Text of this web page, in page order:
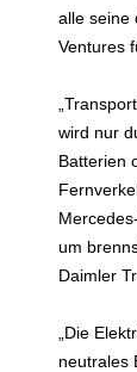
alle seine
Ventures
wird nur
Batterien
um
Daimler
„Die
neutrales